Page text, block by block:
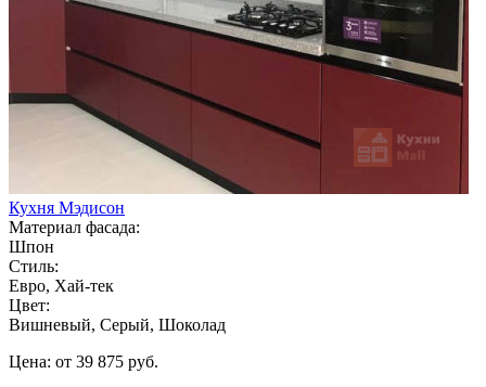
Кухня Мэдисон
Материал фасада:
Шпон
Стиль:
Евро, Хай-тек
Цвет:
Вишневый, Серый, Шоколад
Цена: от 39 875 руб.